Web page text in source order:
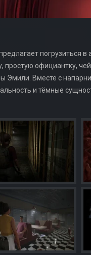
погрузиться
простую официантку,
Эмили. Вместе с
и тёмные